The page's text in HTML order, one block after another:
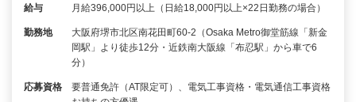
給与 月給396,000円以上（日給18,000円以上×22日勤務の場合）
勤務地
大阪府堺市北区南花田町60-2（Osaka Metro御堂筋線「新金
岡駅」より徒歩12分・近鉄南大阪線「布忍駅」から車で6
分）
応募資格
要普通免許（AT限定可）、電気工事資格・電気通信工事資格